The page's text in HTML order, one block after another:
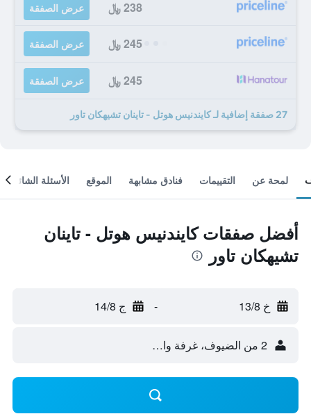
238 ﷼ عرض الصفقة
245 ﷼ عرض الصفقة
245 ﷼ عرض الصفقة
27 صفقة إضافية لـ كايندنيس هوتل - تاينان تشيهكان تاور
لمحة عن التقييمات فنادق مشابهة الموقع الأسئلة الشائعة
أفضل صفقات كايندنيس هوتل - تاينان
تشيهكان تاور
خ 13/8 - ج 14/8
2 من الضيوف، غرفة واحدة